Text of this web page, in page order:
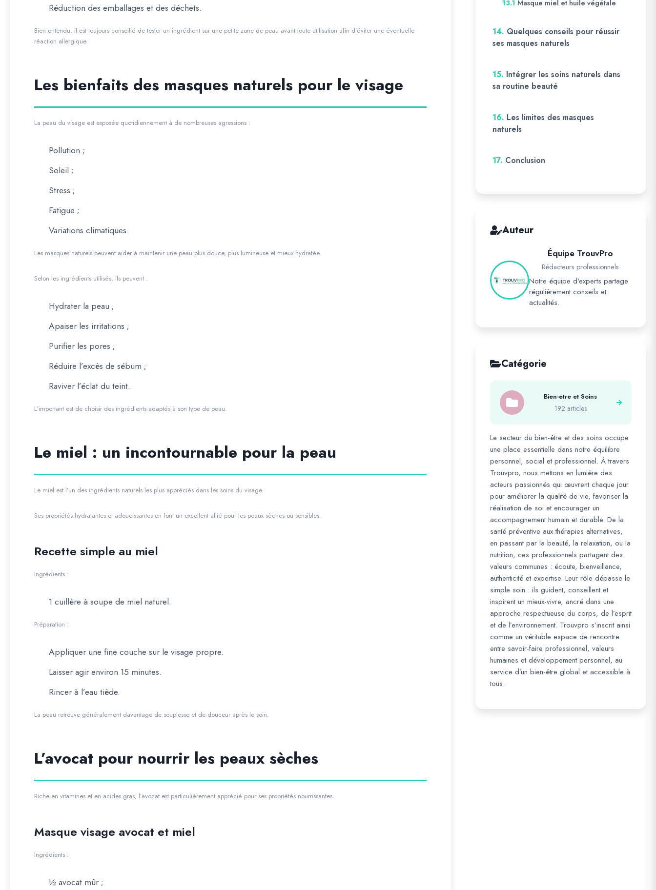
Réduction des emballages et des déchets.
Bien entendu, il est toujours conseillé de tester un ingrédient sur une petite zone de peau avant toute utilisation afin d’éviter une éventuelle
réaction allergique.
Les bienfaits des masques naturels pour le visage
La peau du visage est exposée quotidiennement à de nombreuses agressions :
Pollution ;
Soleil ;
Stress ;
Fatigue ;
Variations climatiques.
Les masques naturels peuvent aider à maintenir une peau plus douce, plus lumineuse et mieux hydratée.
Selon les ingrédients utilisés, ils peuvent :
Hydrater la peau ;
Apaiser les irritations ;
Purifier les pores ;
Réduire l’excès de sébum ;
Raviver l’éclat du teint.
L’important est de choisir des ingrédients adaptés à son type de peau.
Le miel : un incontournable pour la peau
Le miel est l’un des ingrédients naturels les plus appréciés dans les soins du visage.
Ses propriétés hydratantes et adoucissantes en font un excellent allié pour les peaux sèches ou sensibles.
Recette simple au miel
Ingrédients :
1 cuillère à soupe de miel naturel.
Préparation :
Appliquer une fine couche sur le visage propre.
Laisser agir environ 15 minutes.
Rincer à l’eau tiède.
La peau retrouve généralement davantage de souplesse et de douceur après le soin.
L’avocat pour nourrir les peaux sèches
Riche en vitamines et en acides gras, l’avocat est particulièrement apprécié pour ses propriétés nourrissantes.
Masque visage avocat et miel
Ingrédients :
½ avocat mûr ;
13.1 Masque miel et huile végétale
14. Quelques conseils pour réussir
ses masques naturels
15. Intégrer les soins naturels dans
sa routine beauté
16. Les limites des masques
naturels
17. Conclusion
Auteur
Équipe TrouvPro
Rédacteurs professionnels
Notre équipe d'experts partage
régulièrement conseils et
actualités.
Catégorie
Bien-etre et Soins
192 articles
Le secteur du bien-être et des soins occupe
une place essentielle dans notre équilibre
personnel, social et professionnel. À travers
Trouvpro, nous mettons en lumière des
acteurs passionnés qui œuvrent chaque jour
pour améliorer la qualité de vie, favoriser la
réalisation de soi et encourager un
accompagnement humain et durable. De la
santé préventive aux thérapies alternatives,
en passant par la beauté, la relaxation, ou la
nutrition, ces professionnels partagent des
valeurs communes : écoute, bienveillance,
authenticité et expertise. Leur rôle dépasse le
simple soin : ils guident, conseillent et
inspirent un mieux-vivre, ancré dans une
approche respectueuse du corps, de l’esprit
et de l’environnement. Trouvpro s’inscrit ainsi
comme un véritable espace de rencontre
entre savoir-faire professionnel, valeurs
humaines et développement personnel, au
service d’un bien-être global et accessible à
tous.